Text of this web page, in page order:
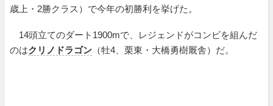
歳上・2勝クラス）で今年の初勝利を挙げた。
14頭立てのダート1900mで、レジェンドがコンビを組んだ
のはクリノドラゴン （牡4、栗東・大橋勇樹厩舎）だ。